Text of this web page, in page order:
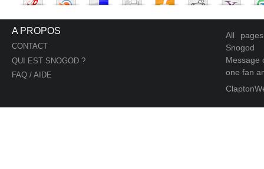
A PROPOS
CONTACT
QUI EST SNOGOD ?
FAQ / AIDE
All
Snogod
Message
one fan